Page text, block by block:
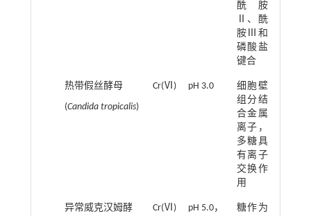
酰胺
Ⅱ、酰
胺Ⅲ和
磷酸盐
键合
热带假丝酵母
(Candida tropicalis)
Cr(Ⅵ) pH 3.0
细胞壁
组分结
合金属
离子，
多糖具
有离子
交换作
用
异常威克汉姆酵
Cr(Ⅵ)
pH 5.0，
糖作为